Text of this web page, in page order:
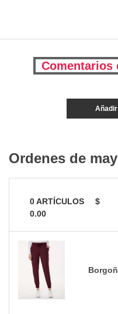
Comentarios
Ordenes de
0ARTÍCULOS
$
0.00